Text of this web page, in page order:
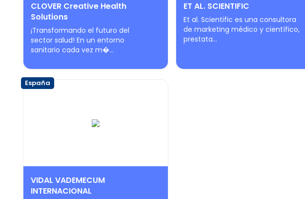
CLOVER Creative Health
Solutions
¡Transformando el futuro del
sector salud! En un entorno
sanitario cada vez m�...
ET AL. SCIENTIFIC
Et al. Scientific es una consultora
de marketing médico y científico,
prestata...
España
VIDAL VADEMECUM
INTERNACIONAL